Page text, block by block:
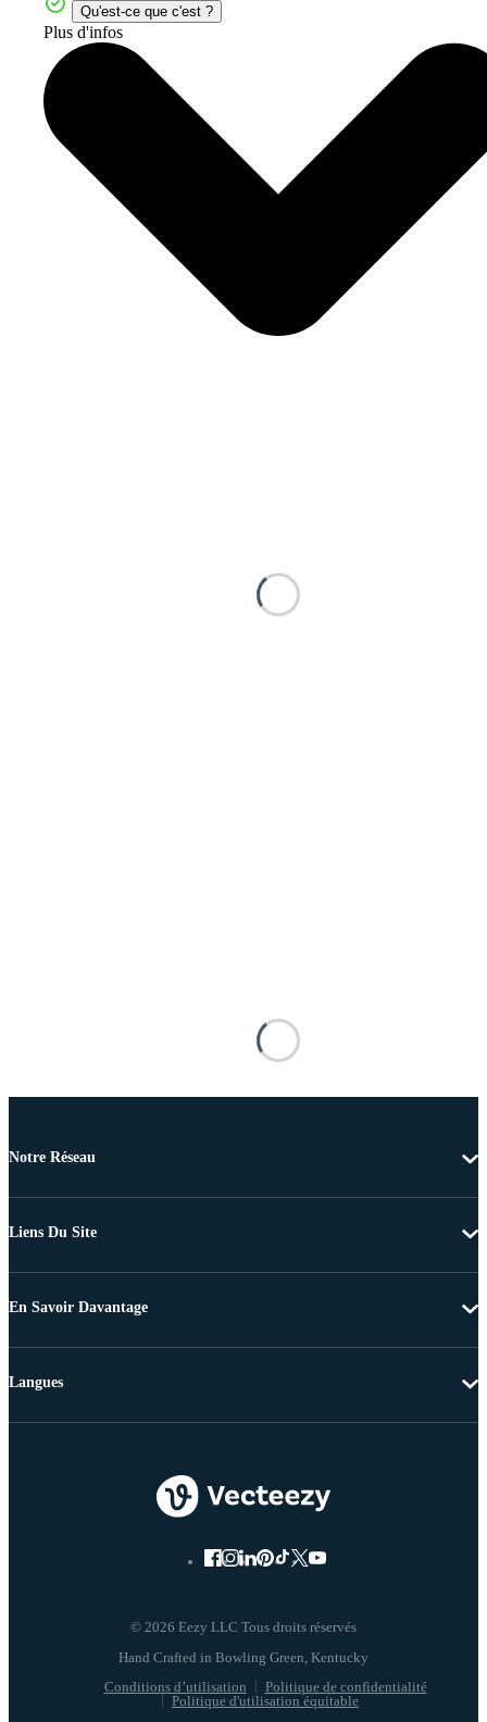
Qu'est-ce que c'est ?
Plus d'infos
Notre Réseau
Liens Du Site
En Savoir Davantage
© 2026 Eezy LLC Tous droits réservés
Conditions d’utilisation
Politique de confidentialité
Politique d'utilisation équitable
Langues